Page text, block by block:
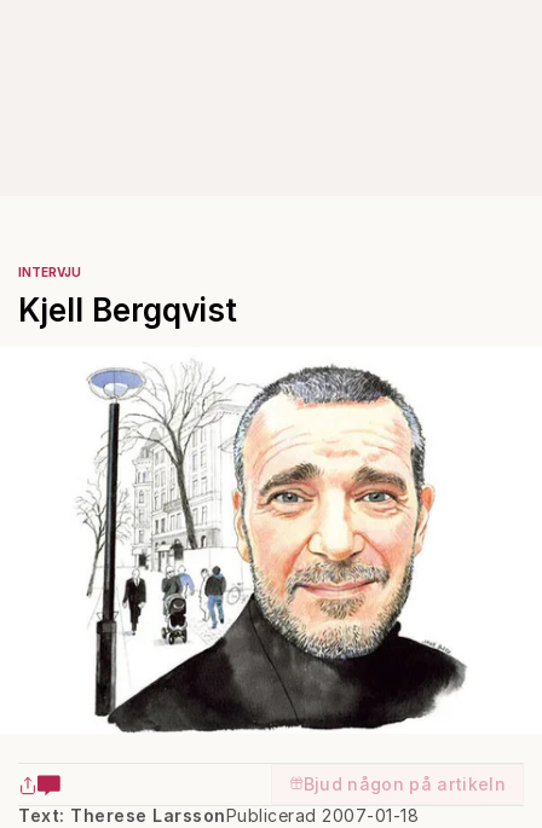
INTERVJU
Kjell Bergqvist
Bjud någon på artikeln
Text: Therese LarssonPublicerad 2007-01-18